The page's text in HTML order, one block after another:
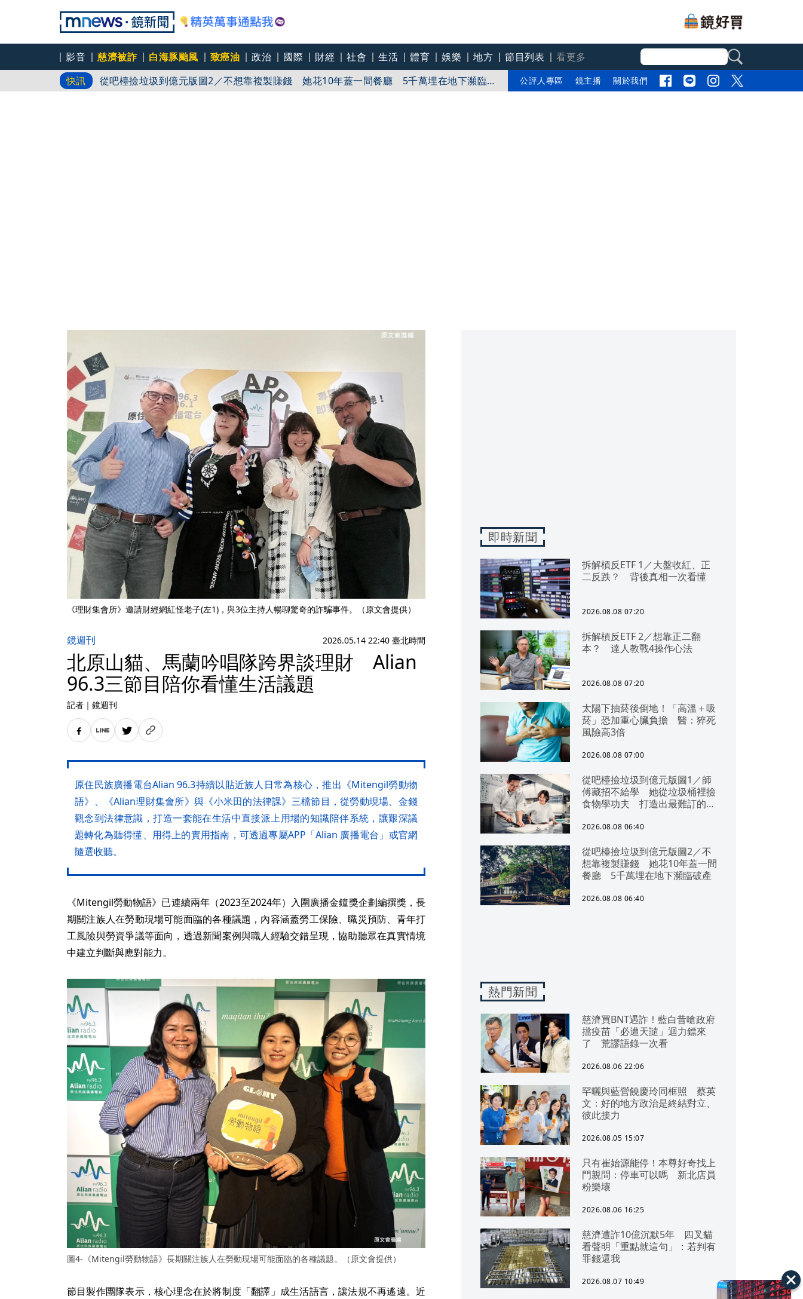
影音 慈濟被詐 白海豚颱風 致癌油 政治 國際 財經 社會 生活 體育 娛樂 地方 節目列表
看更多
快訊
從吧檯撿垃圾到億元版圖2／不想靠複製賺錢 她花10年蓋一間餐廳 5千萬埋在地下瀕臨破
產
從吧檯撿垃圾到億元版圖3／開幕就失火 造景池成救命水 4千元一客餐 有人5年吃了50
公評人專區 鏡主播 關於我們
《理財集會所》邀請財經網紅怪老子(左1)，與3位主持人暢聊驚奇的詐騙事件。（原文會提供）
鏡週刊 2026.05.14 22:40 臺北時間
北原山貓、馬蘭吟唱隊跨界談理財 Alian
96.3三節目陪你看懂生活議題
記者 ｜ 鏡週刊
原住民族廣播電台Alian 96.3持續以貼近族人日常為核心，推出《Mitengil勞動物
語》、《Alian理財集會所》與《小米田的法律課》三檔節目，從勞動現場、金錢
觀念到法律意識，打造一套能在生活中直接派上用場的知識陪伴系統，讓艱深議
題轉化為聽得懂、用得上的實用指南，可透過專屬APP「Alian 廣播電台」或官網
隨選收聽。
《Mitengil勞動物語》已連續兩年（2023至2024年）入圍廣播金鐘獎企劃編撰獎，長
期關注族人在勞動現場可能面臨的各種議題，內容涵蓋勞工保險、職災預防、青年打
工風險與勞資爭議等面向，透過新聞案例與職人經驗交錯呈現，協助聽眾在真實情境
中建立判斷與應對能力。
圖4-《Mitengil勞動物語》長期關注族人在勞動現場可能面臨的各種議題。（原文會提供）
節目製作團隊表示，核心理念在於將制度「翻譯」成生活語言，讓法規不再遙遠。近
即時新聞
拆解槓反ETF 1／大盤收紅、正
二反跌？ 背後真相一次看懂
2026.08.08 07:20
拆解槓反ETF 2／想靠正二翻
本？ 達人教戰4操作心法
2026.08.08 07:20
太陽下抽菸後倒地！「高溫＋吸
菸」恐加重心臟負擔 醫：猝死
風險高3倍
2026.08.08 07:00
從吧檯撿垃圾到億元版圖1／師
傅藏招不給學 她從垃圾桶裡撿
食物學功夫 打造出最難訂的餐
2026.08.08 06:40
從吧檯撿垃圾到億元版圖2／不
想靠複製賺錢 她花10年蓋一間
餐廳 5千萬埋在地下瀕臨破產
2026.08.08 06:40
熱門新聞
慈濟買BNT遇詐！藍白昔嗆政府
擋疫苗「必遭天譴」迴力鏢來
了 荒謬語錄一次看
2026.08.06 22:06
罕曬與藍營饒慶玲同框照 蔡英
文：好的地方政治是終結對立、
彼此接力
2026.08.05 15:07
只有崔始源能停！本尊好奇找上
門親問：停車可以嗎 新北店員
粉樂壞
2026.08.06 16:25
慈濟遭詐10億沉默5年 四叉貓
看聲明「重點就這句」：若判有
罪錢還我
2026.08.07 10:49